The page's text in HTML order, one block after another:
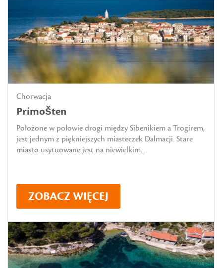
Chorwacja
Primošten
Położone w połowie drogi między Sibenikiem a Trogirem,
jest jednym z piękniejszych miasteczek Dalmacji. Stare
miasto usytuowane jest na niewielkim...
ZOBACZ WIĘCEJ